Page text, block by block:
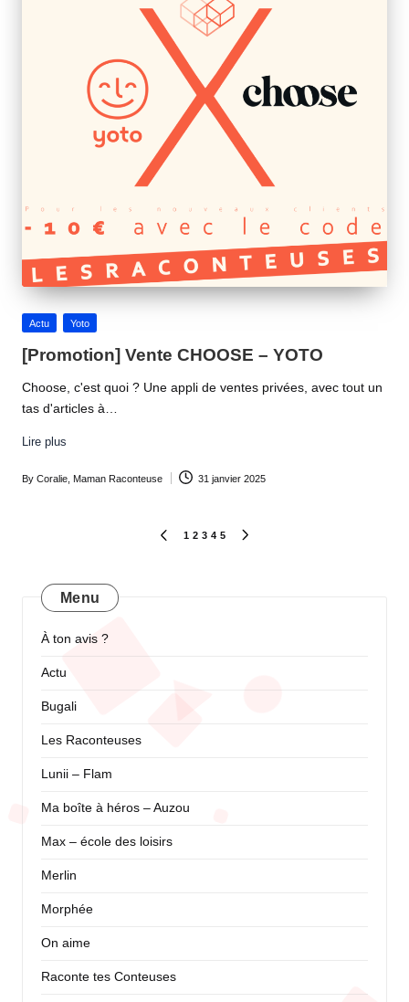
Posted
Actu Yoto
[Promotion] Vente CHOOSE – YOTO
Choose, c'est quoi ? Une appli de ventes privées, avec tout un
tas d'articles à…
Lire plus
Posted
By Coralie, Maman Raconteuse 31 janvier 2025
publications
PREVIOUS
1 2 3 4 5
Menu
À ton avis ?
Actu
Bugali
Les Raconteuses
Lunii – Flam
Ma boîte à héros – Auzou
Max – école des loisirs
Merlin
Morphée
On aime
Raconte tes Conteuses